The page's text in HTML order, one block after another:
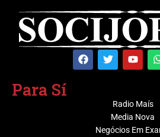
Para Sí
Radio Maís
Media Nova
Negócios Em